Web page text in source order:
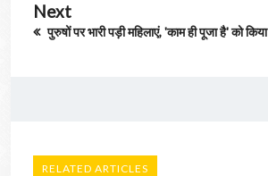
Next
पुरुषों पर भारी पड़ी महिलाएं, 'काम ही पूजा है' को किया
RELATED ARTICLES